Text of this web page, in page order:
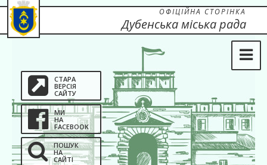
СТАРА
ВЕРСІЯ
САЙТУ
МИ
НА
FACEBOOK
ПОШУК
НА
САЙТІ
ОФІЦІЙНА СТОРІНКА
Дубенська міська рада